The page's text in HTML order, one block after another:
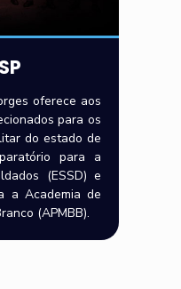
oferece aos
para os
do estado de
para a
(ESSD) e
a Academia de
(APMBB).